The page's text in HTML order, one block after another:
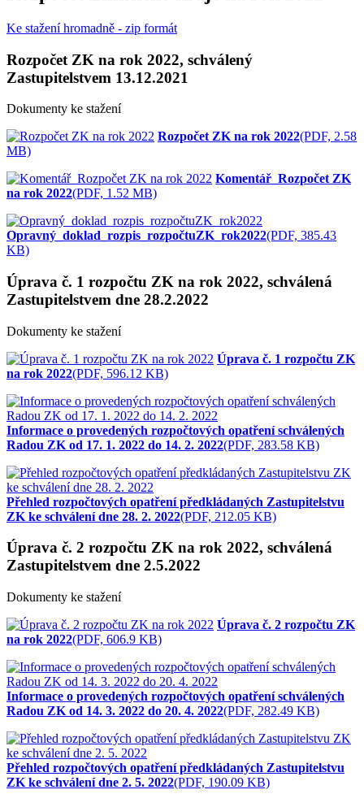
Ke stažení hromadně - zip formát
Rozpočet ZK na rok 2022, schválený
Zastupitelstvem 13.12.2021
Dokumenty ke stažení
Rozpočet ZK na rok 2022(PDF, 2.58
MB)
Komentář_Rozpočet ZK
na rok 2022(PDF, 1.52 MB)
Opravný_doklad_rozpis_rozpočtuZK_rok2022(PDF, 385.43
KB)
Úprava č. 1 rozpočtu ZK na rok 2022, schválená
Zastupitelstvem dne 28.2.2022
Dokumenty ke stažení
Úprava č. 1 rozpočtu ZK
na rok 2022(PDF, 596.12 KB)
Informace o provedených rozpočtových opatření schválených
Radou ZK od 17. 1. 2022 do 14. 2. 2022(PDF, 283.58 KB)
Přehled rozpočtových opatření předkládaných Zastupitelstvu
ZK ke schválení dne 28. 2. 2022(PDF, 212.05 KB)
Úprava č. 2 rozpočtu ZK na rok 2022, schválená
Zastupitelstvem dne 2.5.2022
Dokumenty ke stažení
Úprava č. 2 rozpočtu ZK
na rok 2022(PDF, 606.9 KB)
Informace o provedených rozpočtových opatření schválených
Radou ZK od 14. 3. 2022 do 20. 4. 2022(PDF, 282.49 KB)
Přehled rozpočtových opatření předkládaných Zastupitelstvu
ZK ke schválení dne 2. 5. 2022(PDF, 190.09 KB)